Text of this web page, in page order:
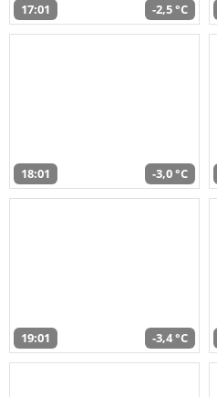
17:01 -2,5 °C
18:01 -3,0 °C
19:01 -3,4 °C